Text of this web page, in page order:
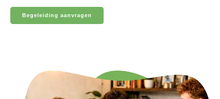
Begeleiding aanvragen